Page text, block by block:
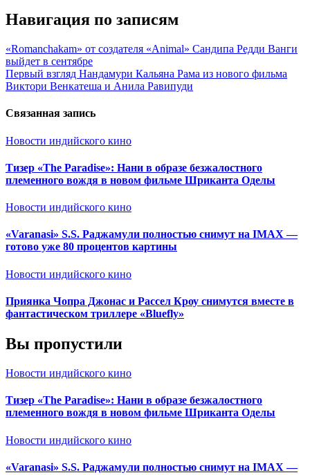
Навигация по записям
«Romanchakam» от создателя «Animal» Сандипа Редди Ванги
выйдет в сентябре
Первый взгляд Нандамури Кальяна Рама из нового фильма
Виктори Венкатеша и Анила Равипуди
Связанная запись
Новости индийского кино
Тизер «The Paradise»: Нани в образе безжалостного
племенного вождя в новом фильме Шриканта Оделы
Новости индийского кино
«Varanasi» S.S. Раджамули полностью снимут на IMAX —
готово уже 80 процентов картины
Новости индийского кино
Приянка Чопра Джонас и Рассел Кроу снимутся вместе в
фантастическом триллере «Bluefly»
Вы пропустили
Новости индийского кино
Тизер «The Paradise»: Нани в образе безжалостного
племенного вождя в новом фильме Шриканта Оделы
Новости индийского кино
«Varanasi» S.S. Раджамули полностью снимут на IMAX —